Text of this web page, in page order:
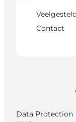
Contact
Data Protection